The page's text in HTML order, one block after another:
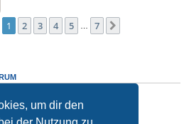
um dir den
1von
1 2 3 4 5 7
diesem Forum erstellen.
nichtändern.
nicht löschen.